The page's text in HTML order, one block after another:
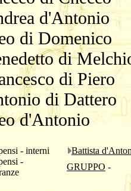
d'Antonio
di Domenico
di
di Piero
di Dattero
d'Antonio
- interni
Battista
-
GRUPPO -